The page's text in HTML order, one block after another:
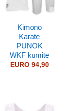
Kimono
Karate
PUNOK
WKF kumite
EURO94,90